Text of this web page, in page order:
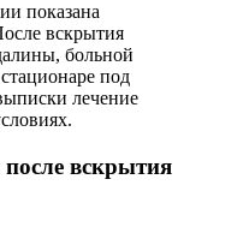
показана
вскрытия
больной
под
лечение
вскрытия